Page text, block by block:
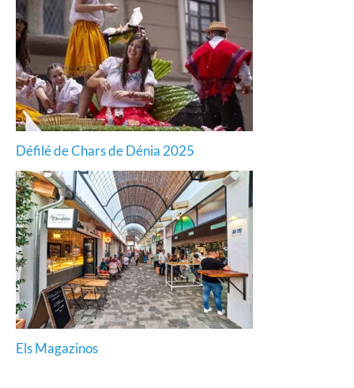
Défilé de Chars de Dénia 2025
Els Magazinos